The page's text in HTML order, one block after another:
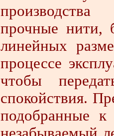
прочные нити,
линейных
процессе
чтобы
спокойствия.
подобранные